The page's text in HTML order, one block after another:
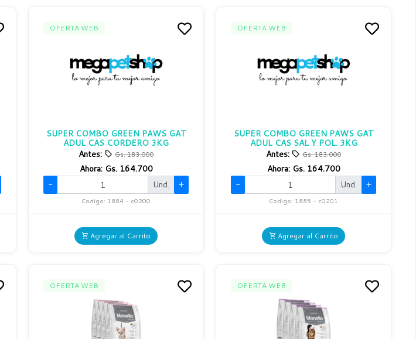
OFERTA WEB
SUPER COMBO GREEN PAWS GAT
ADUL CAS CORDERO 3KG
Antes:
Gs. 183.000
Ahora: Gs. 164.700
-
Und. +
Codigo: 1884 - c0200
Agregar al Carrito
OFERTA WEB
SUPER COMBO GREEN PAWS GAT
ADUL CAS SAL Y POL. 3KG
Antes:
Gs. 183.000
Ahora: Gs. 164.700
-
Und. +
Codigo: 1885 - c0201
Agregar al Carrito
OFERTA WEB OFERTA WEB